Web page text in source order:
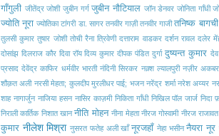
गाँगुली जीतेंद्र जोशी जुबीन गर्ग जुबीन नौटियाल जॉन डेनवर जोनिता गाँधी
ज्योति नूरा ज्योतिका टांगरी डा. सागर तनवीर गाज़ी तनवीर गाजी तनिष्क बागची
तुलसी कुमार तुषार जोशी तोची रैना त्रिवेणी दत्ताराम वाडकर दर्शन रावल दलेर
दोसांझ दिलराज कौर दिवा रॉय दिव्य कुमार दीपक पंडित दुर्गा दुष्यन्त कुमार देव
प्रसाद देवेंद्र काफिर धर्मवीर भारती नंदिनी सिरकर नक़्श ल्यालपुरी नज़ीर
शौक़त अली नरसी मेहता; कुलदीप मुरलीधर पाई; भजन नरेंद्र शर्मा नरेश अय्यर
शाह नागार्जुन नाजिया हसन नासिर काज़मी निकिता गाँधी निखिल पॉल जार्ज निदा
निराली कार्तिक निशात खान नीति मोहन नीना मेहता नीरज गोस्वामी नीरज राजावत
कुमार नीलेश मिश्रा नुसरत फतेह अली खाँ नूरजहाँ नेहा भसीन नैयरा नूर